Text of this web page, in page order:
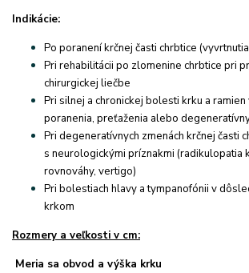
Indikácie:
Po poranení krčnej časti chrbtice
Pri rehabilitácii po zlomenine chrbtice pri
chirurgickej liečbe
Pri silnej a chronickej bolesti krku a
poranenia, preťaženia alebo
Pri degeneratívnych zmenách krčnej časti
s neurologickými príznakmi (radikulopatia
rovnováhy, vertigo)
Pri bolestiach hlavy a tympanofónii v
krkom
Rozmery a veľkosti v cm:
Meria sa obvod a výška krku